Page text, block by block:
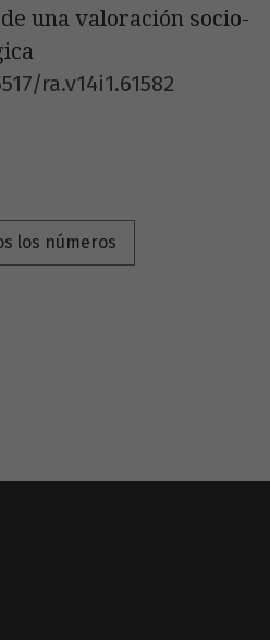
una valoración socio-
ra.v14i1.61582
los números